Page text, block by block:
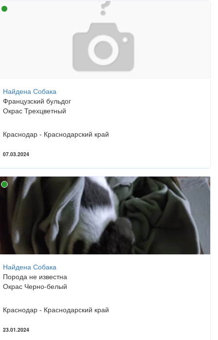
Найдена Собака
Французский бульдог
Окрас Трехцветный
Краснодар - Краснодарский край
07.03.2024
Найдена Собака
Порода не известна
Окрас Черно-белый
Краснодар - Краснодарский край
23.01.2024